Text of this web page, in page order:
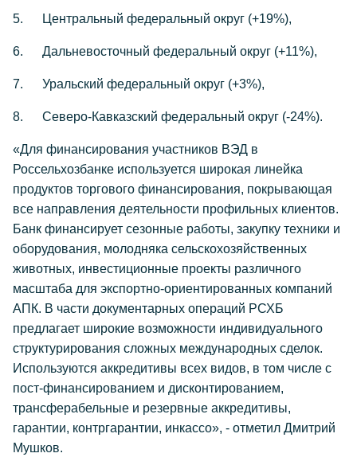
5. Центральный федеральный округ (+19%),
6. Дальневосточный федеральный округ (+11%),
7. Уральский федеральный округ (+3%),
8. Северо-Кавказский федеральный округ (-24%).
«Для финансирования участников ВЭД в
Россельхозбанке используется широкая линейка
продуктов торгового финансирования, покрывающая
все направления деятельности профильных клиентов.
Банк финансирует сезонные работы, закупку техники и
оборудования, молодняка сельскохозяйственных
животных, инвестиционные проекты различного
масштаба для экспортно-ориентированных компаний
АПК. В части документарных операций РСХБ
предлагает широкие возможности индивидуального
структурирования сложных международных сделок.
Используются аккредитивы всех видов, в том числе с
пост-финансированием и дисконтированием,
трансферабельные и резервные аккредитивы,
гарантии, контргарантии, инкассо», - отметил Дмитрий
Мушков.